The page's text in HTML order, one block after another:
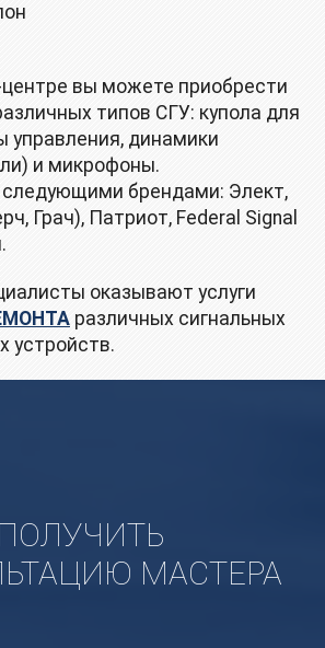
вы можете приобрести
типов СГУ: купола для
управления, динамики
и микрофоны.
брендами: Элект,
Грач), Патриот, Fеdеrаl Signаl
оказывают услуги
различных сигнальных
устройств.
ПОЛУЧИТЬ
МАСТЕРА